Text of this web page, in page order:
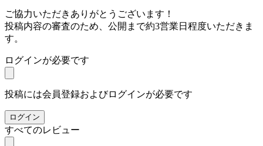
ご協力いただきありがとうございます！
投稿内容の審査のため、公開まで約3営業日程度いただきま
す。
ログインが必要です
投稿には会員登録およびログインが必要です
ログイン
すべてのレビュー